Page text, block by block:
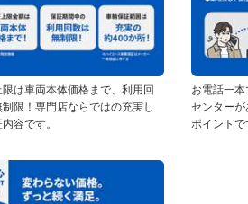
は車両本体価格まで、利用回
限！専門店ならではの充実し
容です。
お電話一
センターが
ポイントで